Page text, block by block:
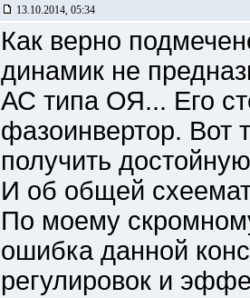
13.10.2014, 05:34
Как верно
динамик не
АС типа ОЯ... Его
фазоинвертор. Вот
получить
И об общей
По моему
ошибка данной
регулировок и